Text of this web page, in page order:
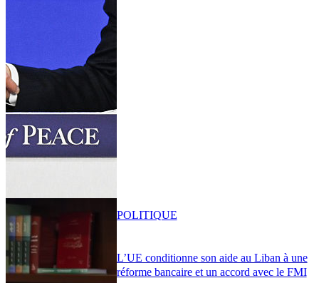
L’UE conditionne son aide au Liban à une
réforme bancaire et un accord avec le FMI
POLITIQUE